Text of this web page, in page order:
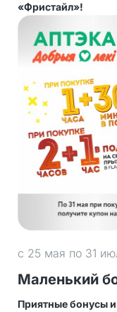
«Фристайл»!
с 25 мая по 31
Маленький
Приятные бонусы